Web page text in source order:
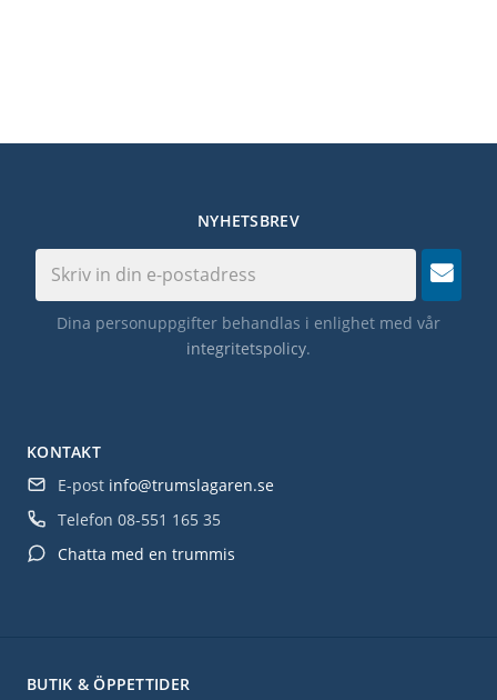
BUTIK & ÖPPETTIDER
KONTAKT
E-post info@trumslagaren.se
Telefon 08-551 165 35
Chatta med en trummis
NYHETSBREV
Dina personuppgifter behandlas i enlighet med vår
integritetspolicy.